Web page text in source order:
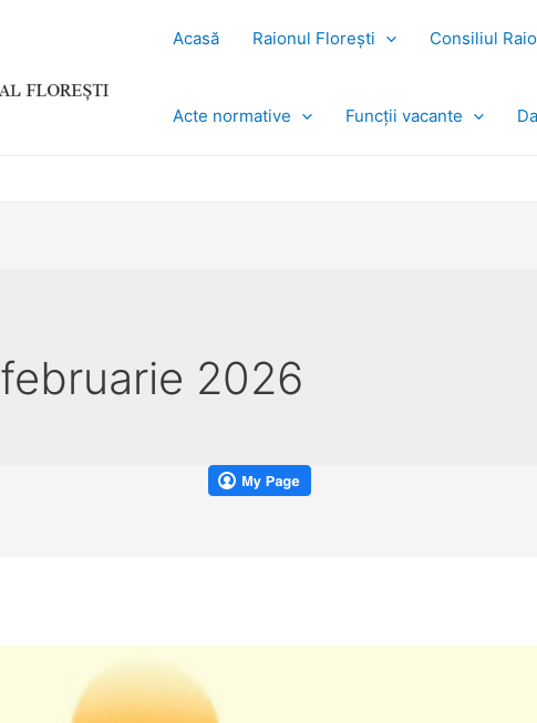
Acasă Raionul Florești Consiliul
Acte normative Funcții vacante
februarie 2026